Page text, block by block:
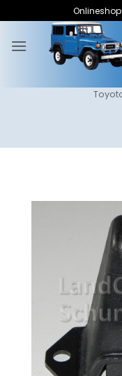
Inhalt
springen